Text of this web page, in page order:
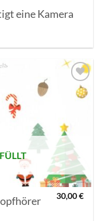
eine Kamera
AUF MEINE
30,00€